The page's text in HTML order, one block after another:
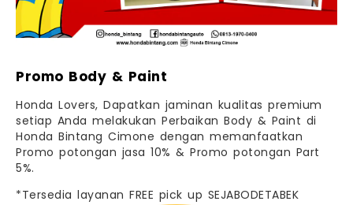
Promo Body & Paint
Honda Lovers, Dapatkan jaminan kualitas premium
setiap Anda melakukan Perbaikan Body & Paint di
Honda Bintang Cimone dengan memanfaatkan
Promo potongan jasa 10% & Promo potongan Part
5%.
*Tersedia layanan FREE pick up SEJABODETABEK